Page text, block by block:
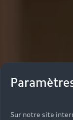
Sur notre site